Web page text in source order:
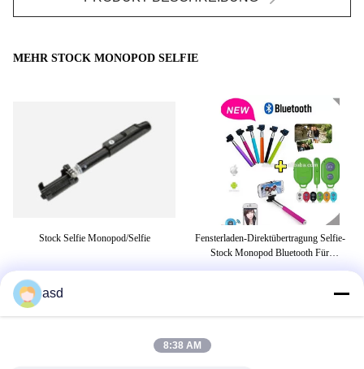
MEHR STOCK MONOPOD SELFIE
Stock Selfie Monopod/Selfie
Fensterladen-Direktübertragung Selfie-
Stock Monopod Bluetooth Für
UMBAUTEN
asd
8:38 AM